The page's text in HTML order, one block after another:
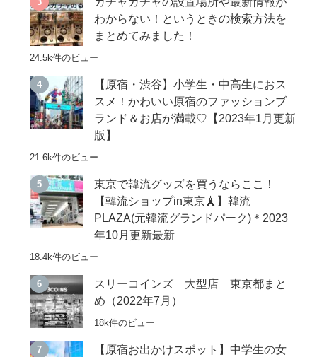
わからない！というときの検索方法を
まとめてみました！
24.5k件のビュー
【原宿・渋谷】小学生・中高生におス
スメ！かわいい原宿のファッションブ
ランド＆お店が満載♡【2023年1月更新
版】
21.6k件のビュー
東京で韓流グッズを買うならここ！
【韓流ショップin東京🗼】韓流
PLAZA(元韓流グランドパーク)＊2023
年10月更新最新
18.4k件のビュー
スリーコインズ 大型店 東京都まと
め（2022年7月）
18k件のビュー
【原宿お出かけスポット】中学生の女